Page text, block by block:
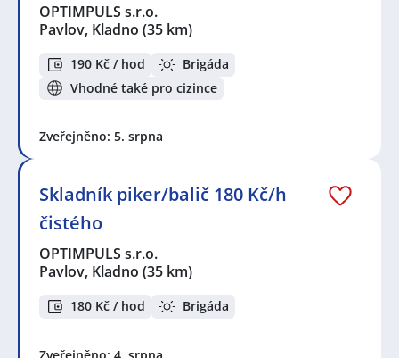
OPTIMPULS s.r.o.
Pavlov, Kladno (35 km)
190 Kč / hod
Brigáda
Vhodné také pro cizince
Zveřejněno: 5. srpna
Skladník piker/balič 180 Kč/h
čistého
OPTIMPULS s.r.o.
Pavlov, Kladno (35 km)
180 Kč / hod Brigáda